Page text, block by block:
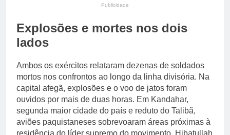
Publicidade
Explosões e mortes nos dois
lados
Ambos os exércitos relataram dezenas de soldados
mortos nos confrontos ao longo da linha divisória. Na
capital afegã, explosões e o voo de jatos foram
ouvidos por mais de duas horas. Em Kandahar,
segunda maior cidade do país e reduto do Talibã,
aviões paquistaneses sobrevoaram áreas próximas à
residência do líder supremo do movimento, Hibatullah